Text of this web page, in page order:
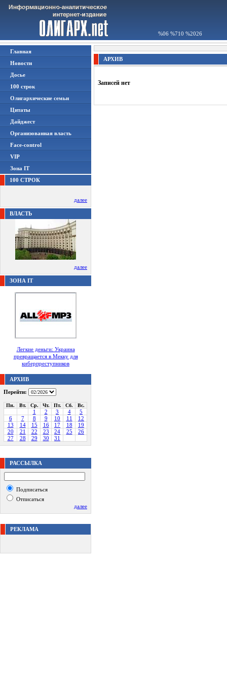
%06 %710 %2026
Главная
Новости
Досье
100 строк
Олигархические семьи
Цитаты
Дайджест
Организованная власть
Face-control
VIP
Зона IT
100 СТРОК
далее
ВЛАСТЬ
далее
ЗОНА IT
Легкие деньги: Украина
превращается в Мекку для
киберпреступников
АРХИВ
Перейти:
Пн. Вт. Ср. Чт. Пт. Сб. Вс.
1 2 3 4
5
6
7 8 9 10 11
12
13
14 15 16 17 18
19
20
21 22 23 24 25
26
27
28 29 30 31
РАССЫЛКА
Подписаться
Отписаться
далее
РЕКЛАМА
АРХИВ
Записей нет